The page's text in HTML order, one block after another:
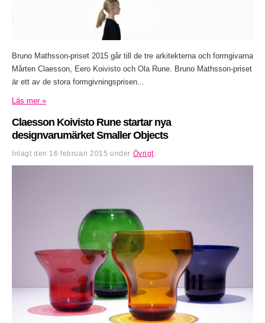
Bruno Mathsson-priset 2015 går till de tre arkitekterna och formgivarna
Mårten Claesson, Eero Koivisto och Ola Rune. Bruno Mathsson-priset
är ett av de stora formgivningsprisen...
Läs mer »
Claesson Koivisto Rune startar nya
designvarumärket Smaller Objects
Inlagt den 16 februari 2015 under Övrigt